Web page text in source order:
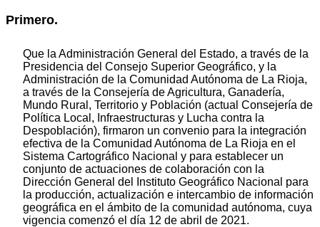
Primero.
Que la Administración General del Estado, a través de la
Presidencia del Consejo Superior Geográfico, y la
Administración de la Comunidad Autónoma de La Rioja,
a través de la Consejería de Agricultura, Ganadería,
Mundo Rural, Territorio y Población (actual Consejería de
Política Local, Infraestructuras y Lucha contra la
Despoblación), firmaron un convenio para la integración
efectiva de la Comunidad Autónoma de La Rioja en el
Sistema Cartográfico Nacional y para establecer un
conjunto de actuaciones de colaboración con la
Dirección General del Instituto Geográfico Nacional para
la producción, actualización e intercambio de información
geográfica en el ámbito de la comunidad autónoma, cuya
vigencia comenzó el día 12 de abril de 2021.